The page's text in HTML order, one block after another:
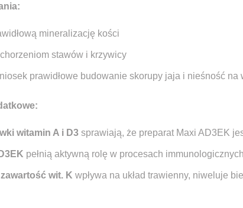
mineralizację kości
stawów i krzywicy
prawidłowe budowanie skorupy jaja i nieśność na
witamin A i D3 sprawiają, że preparat Maxi AD3EK
pełnią aktywną rolę w procesach
wit. K wpływa na układ trawienny, niweluje